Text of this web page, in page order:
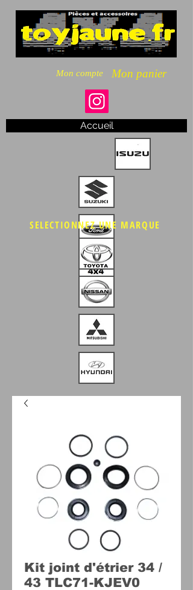
Mon compte Mon panier
Accueil
SELECTIONNEZ UNE MARQUE
Kit joint d'étrier 34 /
43 TLC71-KJEV0